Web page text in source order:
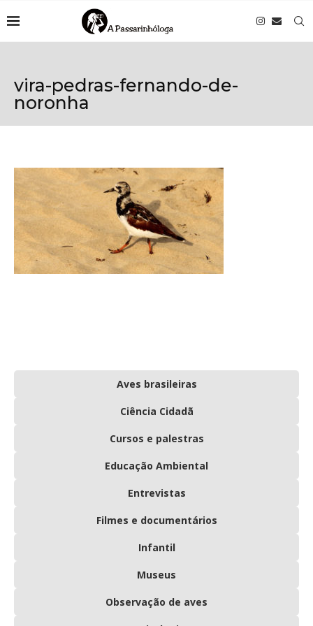
vira-pedras-fernando-de-
noronha
Aves brasileiras
Ciência Cidadã
Cursos e palestras
Educação Ambiental
Entrevistas
Filmes e documentários
Infantil
Museus
Observação de aves